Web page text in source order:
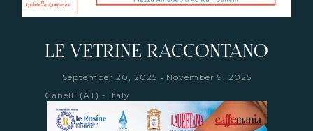
LE VETRINE RACCONTANO
September 20, 2025 - November 9, 2025
Canelli (AT) - Italy